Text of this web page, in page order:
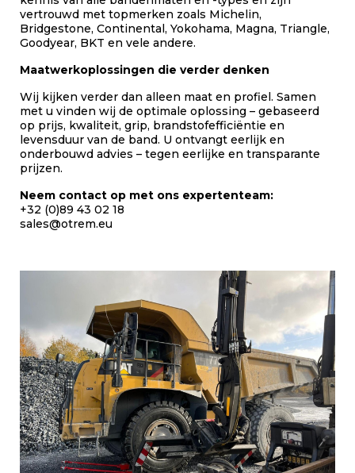
vertrouwd met topmerken zoals Michelin,
Bridgestone, Continental, Yokohama, Magna, Triangle,
Goodyear, BKT en vele andere.
Maatwerkoplossingen die verder denken
Wij kijken verder dan alleen maat en profiel. Samen
met u vinden wij de optimale oplossing – gebaseerd
op prijs, kwaliteit, grip, brandstofefficiëntie en
levensduur van de band. U ontvangt eerlijk en
onderbouwd advies – tegen eerlijke en transparante
prijzen.
Neem contact op met ons expertenteam:
+32 (0)89 43 02 18
sales@otrem.eu